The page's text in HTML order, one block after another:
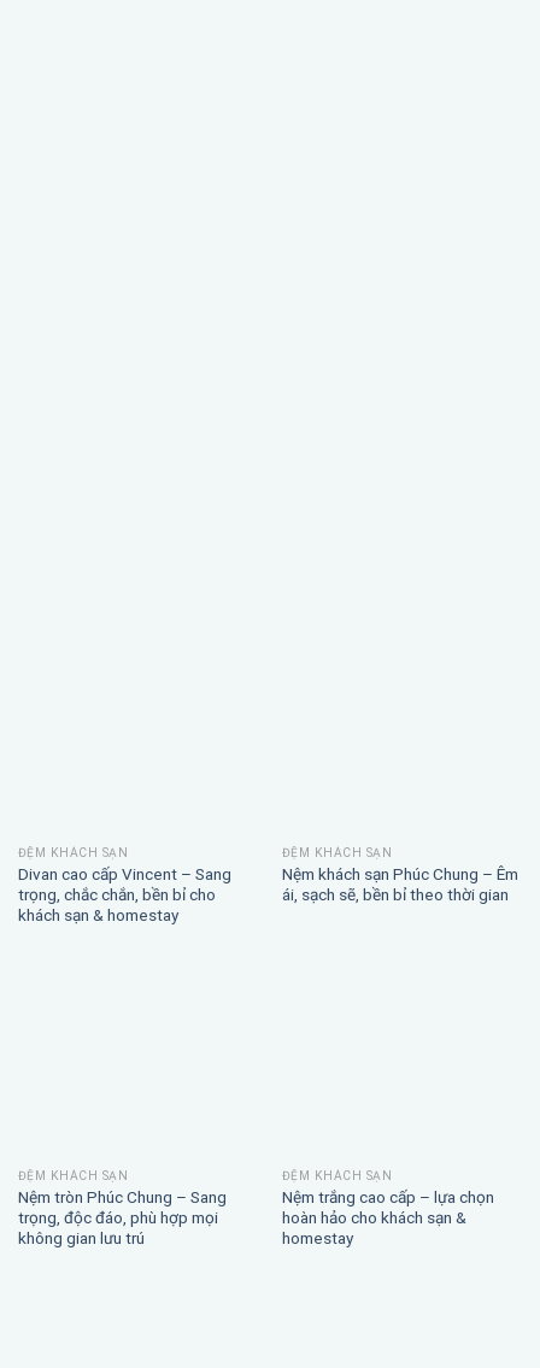
ĐỆM KHÁCH SẠN
Divan cao cấp Vincent – Sang
trọng, chắc chắn, bền bỉ cho
khách sạn & homestay
ĐỆM KHÁCH SẠN
Nệm khách sạn Phúc Chung – Êm
ái, sạch sẽ, bền bỉ theo thời gian
ĐỆM KHÁCH SẠN
Nệm tròn Phúc Chung – Sang
trọng, độc đáo, phù hợp mọi
không gian lưu trú
ĐỆM KHÁCH SẠN
Nệm trắng cao cấp – lựa chọn
hoàn hảo cho khách sạn &
homestay